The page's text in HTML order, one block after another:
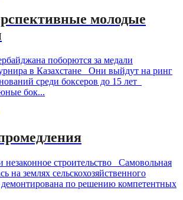
молодые
поборются за медали
в Казахстане Они выйдут на ринг
среди боксеров до 15 лет
бок...
незаконное строительство Самовольная
на землях сельскохозяйственного
демонтирована по решению компетентных